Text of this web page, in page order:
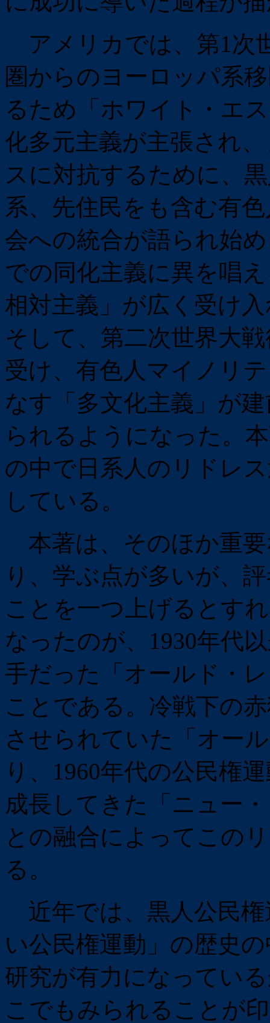
アメリカでは、第1次
圏からのヨーロッパ系
るため「ホワイト・エ
化多元主義が主張され
スに対抗するために、
系、先住民をも含む有
会への統合が語られ始
での同化主義に異を唱
相対主義」が広く受け
そして、第二次世界大
受け、有色人マイノリ
なす「多文化主義」が
られるようになった。
の中で日系人のリドレ
している。
本著は、そのほか重
り、学ぶ点が多いが、
ことを一つ上げるとす
なったのが、1930年代
手だった「オールド・
ことである。冷戦下の
させられていた「オー
り、1960年代の公民権
成長してきた「ニュー
との融合によってこの
る。
近年では、黒人公民権
い公民権運動」の歴史
研究が有力になってい
こでもみられることが